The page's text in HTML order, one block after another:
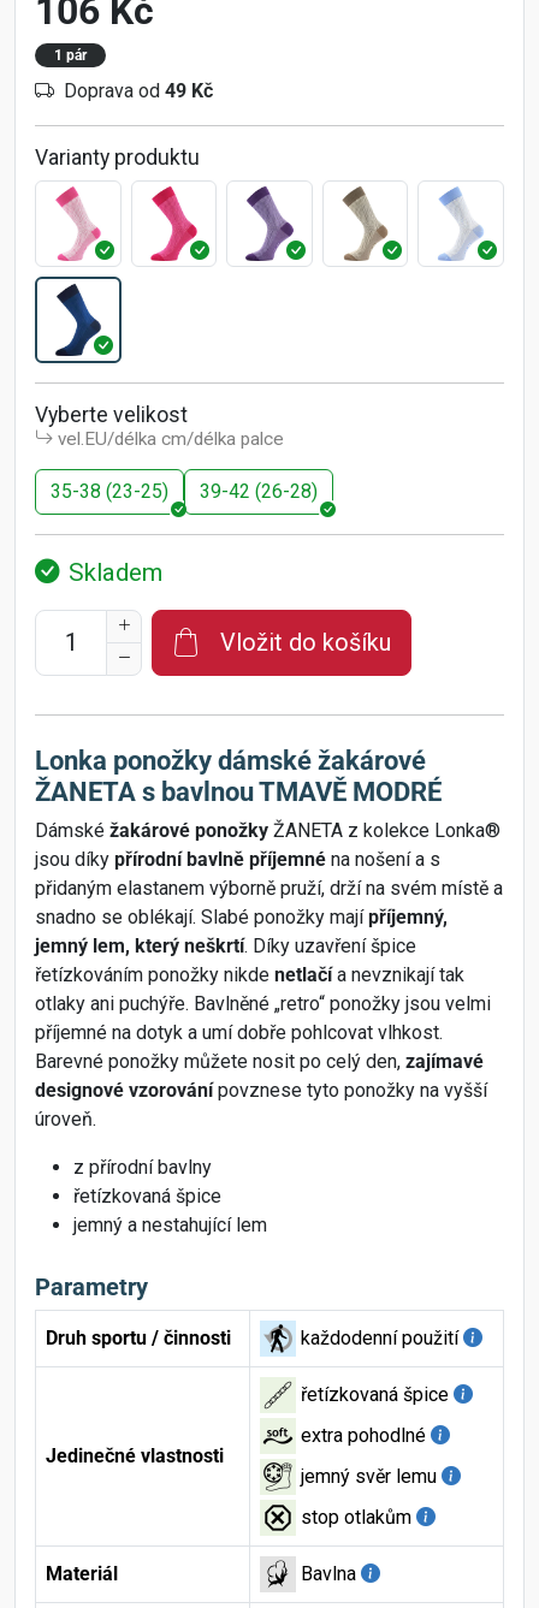
106 Kč
1 pár
Doprava od 49 Kč
Varianty produktu
Vyberte velikost
vel.EU/délka cm/délka palce
35-38 (23-25) 39-42 (26-28)
Skladem
Vložit do košíku
Lonka ponožky dámské žakárové
ŽANETA s bavlnou TMAVĚ MODRÉ
Dámské žakárové ponožky ŽANETA z kolekce Lonka®
jsou díky přírodní bavlně příjemné na nošení a s
přidaným elastanem výborně pruží, drží na svém místě a
snadno se oblékají. Slabé ponožky majípříjemný,
jemný lem, který neškrtí. Díky uzavření špice
řetízkováním ponožky nikde netlačía nevznikají tak
otlaky ani puchýře. Bavlněné „retro“ ponožky jsou velmi
příjemné na dotyk a umí dobře pohlcovat vlhkost.
Barevné ponožky můžete nosit po celý den, zajímavé
designové vzorovánípovznese tyto ponožky na vyšší
úroveň.
z přírodní bavlny
řetízkovaná špice
jemný a nestahující lem
Parametry
Druh sportu / činnosti každodenní použití
Jedinečné vlastnosti
řetízkovaná špice
extra pohodlné
jemný svěr lemu
stop otlakům
Materiál Bavlna